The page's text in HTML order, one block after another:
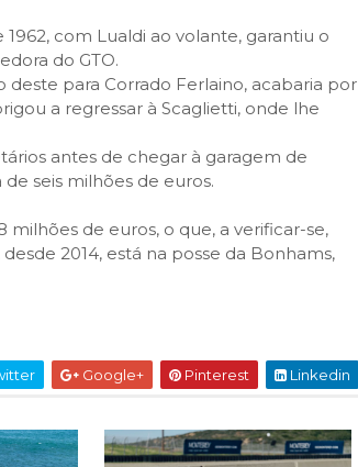
com Lualdi ao volante, garantiu o
do GTO.
deste para Corrado Ferlaino, acabaria por
a regressar à Scaglietti, onde lhe
antes de chegar à garagem de
seis milhões de euros.
milhões de euros, o que, a verificar-se,
2014, está na posse da Bonhams,
Google+ Pinterest Linkedin